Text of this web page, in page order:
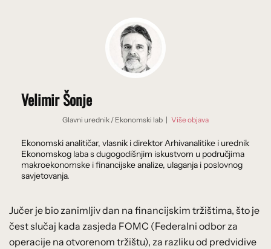
Velimir Šonje
Glavni urednik / Ekonomski lab | Više objava
Ekonomski analitičar, vlasnik i direktor Arhivanalitike i urednik
Ekonomskog laba s dugogodišnjim iskustvom u područjima
makroekonomske i financijske analize, ulaganja i poslovnog
savjetovanja.
Jučer je bio zanimljiv dan na financijskim tržištima, što je
čest slučaj kada zasjeda FOMC (Federalni odbor za
operacije na otvorenom tržištu), za razliku od predvidive